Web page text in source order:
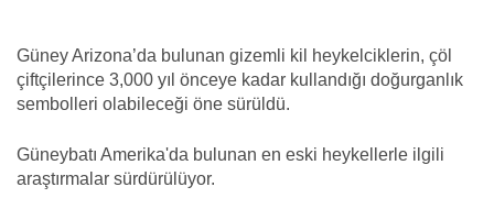
Güney Arizona’da bulunan gizemli kil heykelciklerin, çöl
çiftçilerince 3,000 yıl önceye kadar kullandığı doğurganlık
sembolleri olabileceği öne sürüldü.
Güneybatı Amerika'da bulunan en eski heykellerle ilgili
araştırmalar sürdürülüyor.